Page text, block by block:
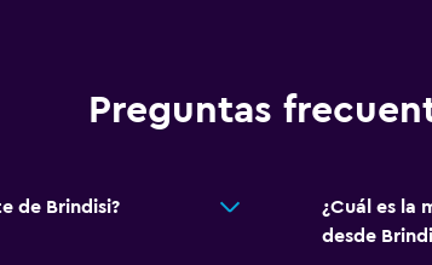
Preguntas
de Brindisi?
¿Cuál es la
desde